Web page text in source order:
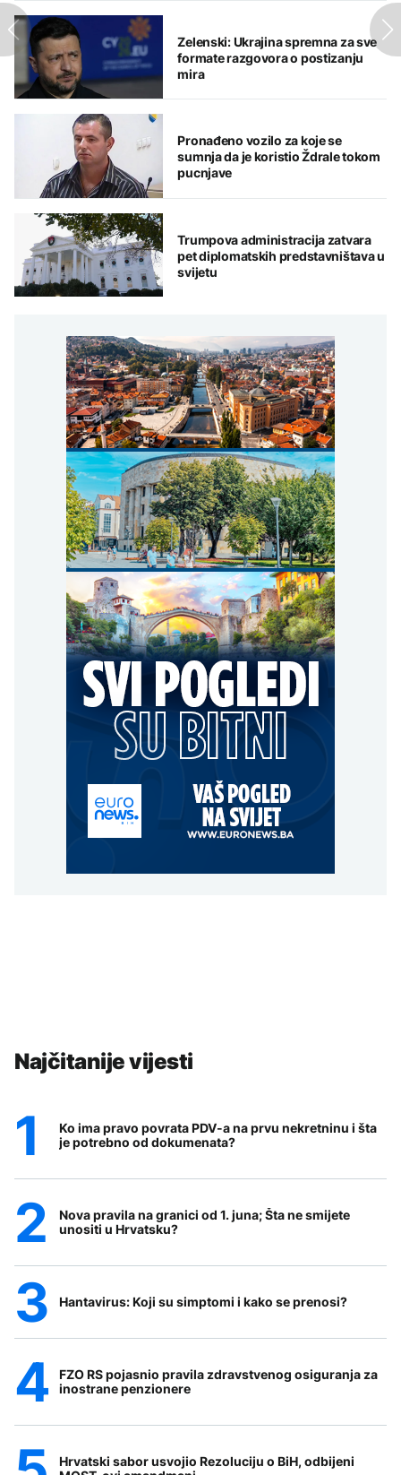
Zelenski: Ukrajina spremna za sve
formate razgovora o postizanju
mira
Pronađeno vozilo za koje se
sumnja da je koristio Ždrale tokom
pucnjave
Trumpova administracija zatvara
pet diplomatskih predstavništava u
svijetu
Najčitanije vijesti
Ko ima pravo povrata PDV-a na prvu nekretninu i šta
je potrebno od dokumenata?
Nova pravila na granici od 1. juna; Šta ne smijete
unositi u Hrvatsku?
Hantavirus: Koji su simptomi i kako se prenosi?
FZO RS pojasnio pravila zdravstvenog osiguranja za
inostrane penzionere
Hrvatski sabor usvojio Rezoluciju o BiH, odbijeni